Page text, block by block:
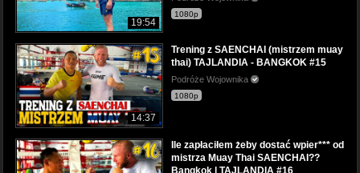
19:54
1080p
14:37
Trening z SAENCHAI (mistrzem muay
thai) TAJLANDIA - BANGKOK #15
Podróże Wojownika
1080p
Ile zapłaciłem żeby dostać wpier*** od
mistrza Muay Thai SAENCHAI??
Bangkok | TAJLANDIA #16